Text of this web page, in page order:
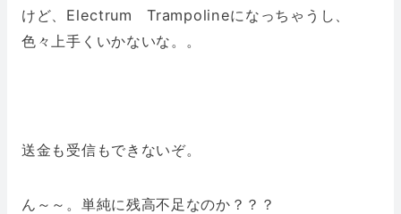
けど、Electrum Trampolineになっちゃうし、
色々上手くいかないな。。
送金も受信もできないぞ。
ん～～。単純に残高不足なのか？？？